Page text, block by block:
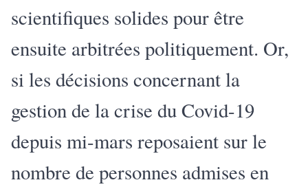
scientifiques solides pour être
ensuite arbitrées politiquement. Or,
si les décisions concernant la
gestion de la crise du Covid-19
depuis mi-mars reposaient sur le
nombre de personnes admises en